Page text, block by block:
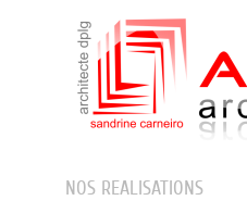
NOS REALISATIONS